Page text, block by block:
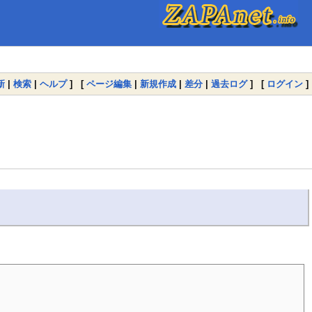
| 検索 | ヘルプ] [ ページ編集 | 新規作成 | 差分 | 過去ログ] [ ログイン ]